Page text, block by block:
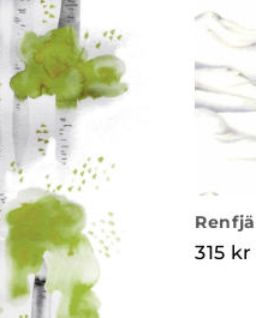
315 kr